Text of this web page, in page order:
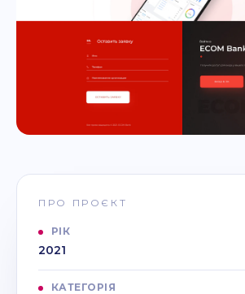
ПРО ПРОЄКТ
РІК
2021
КАТЕГОРІЯ